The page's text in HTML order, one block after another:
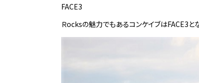
FACE3
Ｒocksの魅力でもあるコンケイブはFACE3と